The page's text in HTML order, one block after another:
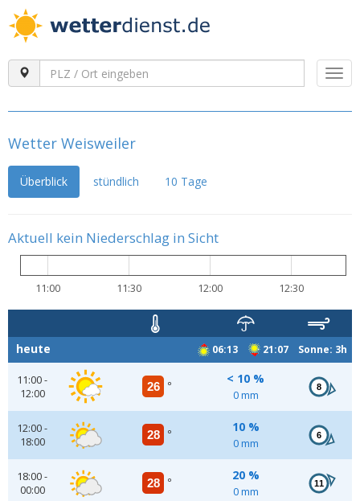
Wetter Weisweiler
Überblick stündlich 10 Tage
Aktuell kein Niederschlag in Sicht
11:00 11:30 12:00 12:30
06:13 21:07 Sonne: 3h
heute
11:00 -
12:00
26 °
< 10 %
0 mm
8
12:00 -
18:00
28 °
10 %
0 mm
6
18:00 -
00:00
28 °
20 %
0 mm
11